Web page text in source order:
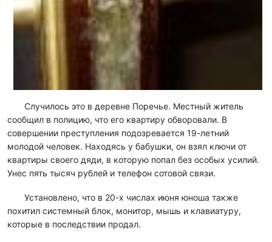
Случилось это в деревне Поречье. Местный житель
сообщил в полицию, что его квартиру обворовали. В
совершении преступления подозревается 19-летний
молодой человек. Находясь у бабушки, он взял ключи от
квартиры своего дяди, в которую попал без особых усилий.
Унес пять тысяч рублей и телефон сотовой связи.
Установлено, что в 20-х числах июня юноша также
похитил системный блок, монитор, мышь и клавиатуру,
которые в последствии продал.